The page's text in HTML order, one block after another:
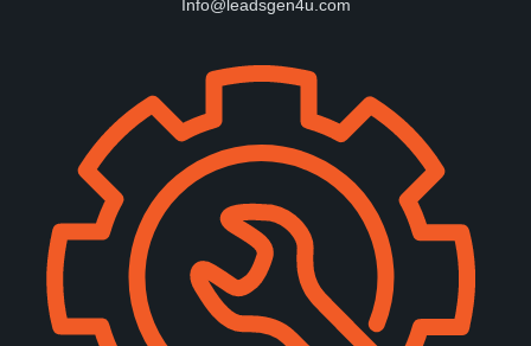
Info@leadsgen4u.com